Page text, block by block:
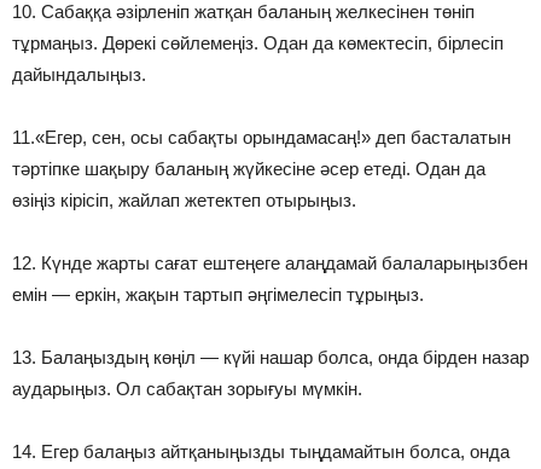
10. Сабаққа әзірленіп жатқан баланың желкесінен төніп
тұрмаңыз. Дөрекі сөйлемеңіз. Одан да көмектесіп, бірлесіп
дайындалыңыз.
11.«Егер, сен, осы сабақты орындамасаң!» деп басталатын
тәртіпке шақыру баланың жүйкесіне әсер етеді. Одан да
өзіңіз кірісіп, жайлап жетектеп отырыңыз.
12. Күнде жарты сағат ештеңеге алаңдамай балаларыңызбен
емін — еркін, жақын тартып әңгімелесіп тұрыңыз.
13. Балаңыздың көңіл — күйі нашар болса, онда бірден назар
аударыңыз. Ол сабақтан зорығуы мүмкін.
14. Егер балаңыз айтқаныңызды тыңдамайтын болса, онда